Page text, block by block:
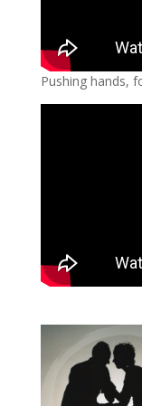
Pushing hands,